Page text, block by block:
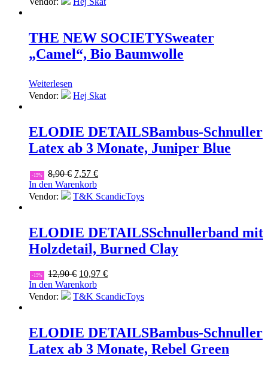
THE NEW SOCIETYSweater
„Camel“, Bio Baumwolle
Weiterlesen
Vendor:
Hej Skat
ELODIE DETAILSBambus-Schnuller
Latex ab 3 Monate, Juniper Blue
-15% 8,90€ Ursprünglicher
Preis
war:
7,57 €Aktueller
ist:
In den Warenkorb
Vendor:
T&K ScandicToys
ELODIE DETAILSSchnullerband mit
Holzdetail, Burned Clay
-15% 12,90€ Ursprünglicher
Preis
war:
10,97 €Aktueller
ist:
In den Warenkorb
Vendor:
T&K ScandicToys
ELODIE DETAILSBambus-Schnuller
Latex ab 3 Monate, Rebel Green